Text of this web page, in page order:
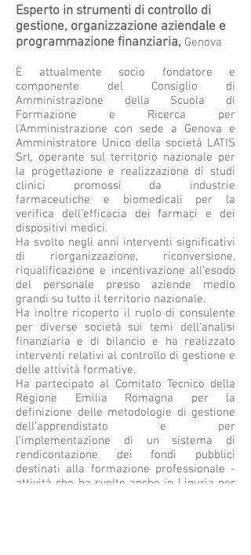
Esperto in strumenti di controllo di
gestione, organizzazione aziendale e
programmazione finanziaria, Genova
È attualmente socio fondatore e
componente del Consiglio di
Amministrazione della Scuola di
Formazione e Ricerca per
l’Amministrazione con sede a Genova e
Amministratore Unico della società LATIS
Srl, operante sul territorio nazionale per
la progettazione e realizzazione di studi
clinici promossi da industrie
farmaceutiche e biomedicali per la
verifica dell’efficacia dei farmaci e dei
dispositivi medici.
Ha svolto negli anni interventi significativi
di riorganizzazione, riconversione,
riqualificazione e incentivazione all’esodo
del personale presso aziende medio
grandi su tutto il territorio nazionale.
Ha inoltre ricoperto il ruolo di consulente
per diverse società sui temi dell’analisi
finanziaria e di bilancio e ha realizzato
interventi relativi al controllo di gestione e
delle attività formative.
Ha partecipato al Comitato Tecnico della
Regione Emilia Romagna per la
definizione delle metodologie di gestione
dell’apprendistato e per
l’implementazione di un sistema di
rendicontazione dei fondi pubblici
destinati alla formazione professionale -
attività che ha svolto anche in Liguria per